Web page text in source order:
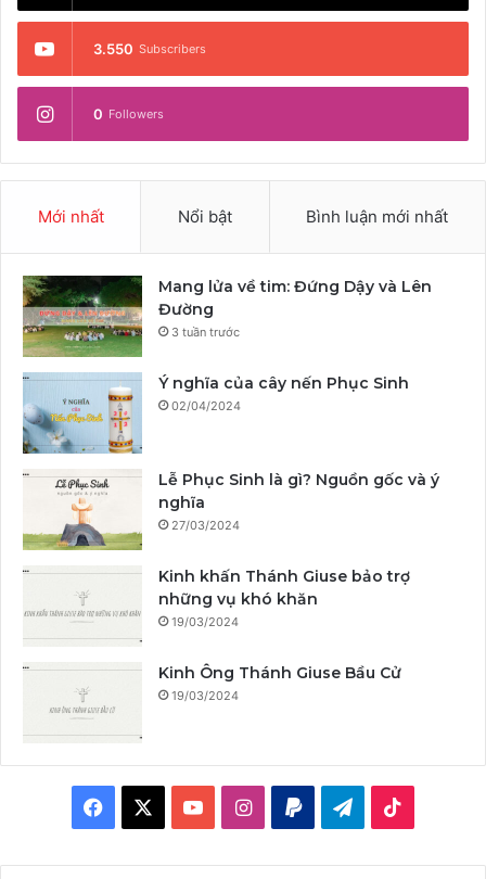
3.550 Subscribers
0 Followers
Mới nhất Nổi bật Bình luận mới nhất
Mang lửa về tim: Đứng Dậy và Lên
Đường
3 tuần trước
Ý nghĩa của cây nến Phục Sinh
02/04/2024
Lễ Phục Sinh là gì? Nguồn gốc và ý
nghĩa
27/03/2024
Kinh khấn Thánh Giuse bảo trợ
những vụ khó khăn
19/03/2024
Kinh Ông Thánh Giuse Bầu Cử
19/03/2024
I
P